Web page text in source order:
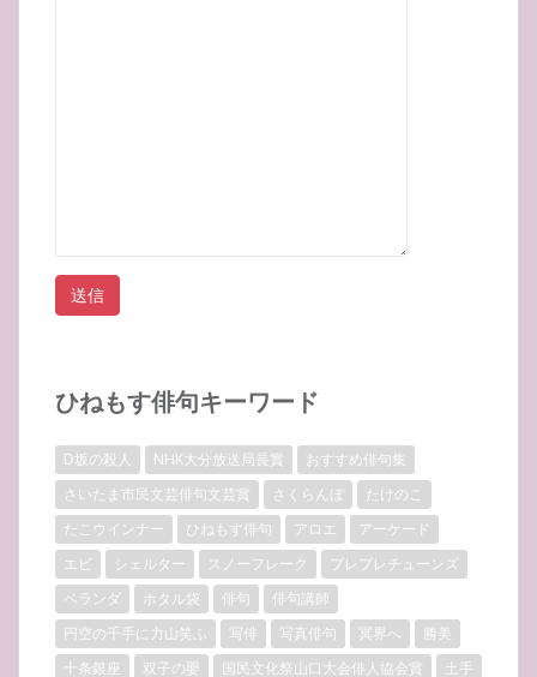
ひねもす俳句キーワード
D坂の殺人 NHK大分放送局長賞
おすすめ俳句集
さいたま市民文芸俳句文芸賞
さくらんぼ
たけのこ
たこウインナー
ひねもす俳句 アロエ
アーケード
エビ
シェルター スノーフレーク
プレプレチューンズ
ベランダ
ホタル袋 俳句
俳句講師
円空の千手に力山笑ふ
写俳 写真俳句 冥界へ
勝美
十条銀座
双子の嬰 国民文化祭山口大会俳人協会賞 土手